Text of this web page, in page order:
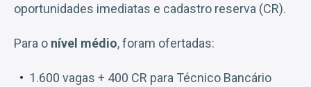
oportunidades imediatas e cadastro reserva (CR).
Para o nível médio, foram ofertadas:
1.600 vagas + 400 CR para Técnico Bancário